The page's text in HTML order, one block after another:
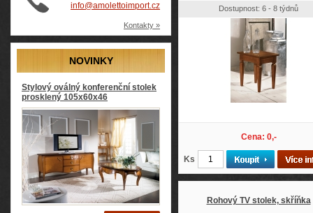
info@amolettoimport.cz
Kontakty »
NOVINKY
Stylový oválný konferenční stolek
prosklený 105x60x46
Dostupnost: 6 - 8 týdnů
Cena: 0,-
Ks
Rohový TV stolek, skříňka